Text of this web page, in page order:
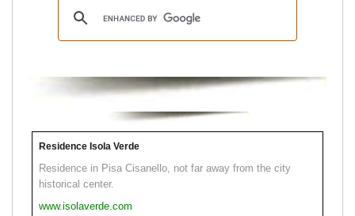
Residence Isola Verde
Residence in Pisa Cisanello, not far away from the city
historical center.
www.isolaverde.com